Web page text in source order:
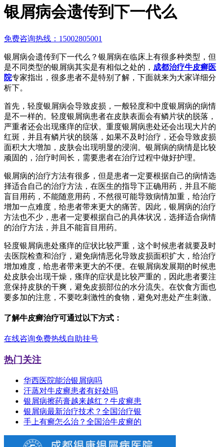
银屑病会遗传到下一代么
免费咨询热线：15002805001
银屑病会遗传到下一代么？银屑病在临床上有很多种类型，但
是不同类型的银屑病其实是有相似之处的， 成都治疗牛皮癣医
院专家指出，很多患者不是特别了解，下面就来为大家详细分
析下。
首先，轻度银屑病会导致皮损，一般轻度和中度银屑病的病情
是不一样的。轻度银屑病患者在皮肤表面会有鳞片状的脱落，
严重者还会出现瘙痒的症状。重度银屑病患处还会出现大片的
红斑，并且有鳞片状的脱落，如果不及时治疗，还会导致皮损
面积大大增加，皮肤会出现明显的浸润。银屑病的病情是比较
顽固的，治疗时间长，需要患者在治疗过程中做好护理。
银屑病的治疗方法有很多，但是患者一定要根据自己的病情选
择适合自己的治疗方法，在医生的指导下正确用药，并且不能
盲目用药，不能随意用药，不然很可能导致病情加重，给治疗
增加一点难度，给患者带来更大的痛苦。因此，银屑病的治疗
方法也不少，患者一定要根据自己的具体状况，选择适合病情
的治疗方法，并且不能盲目用药。
轻度银屑病患处瘙痒的症状比较严重，这个时候患者就要及时
去医院检查和治疗，避免病情恶化导致皮损面积扩大，给治疗
增加难度，给患者带来更大的不便。在银屑病发展期的时候患
处皮肤会出现干燥，瘙痒的症状是比较严重的，因此患者要注
意保持皮肤的干爽，避免皮损部位的水分流失。在饮食方面也
要多加的注意，不要吃刺激性的食物，避免对患处产生刺激。
了解牛皮癣治疗可通过以下方式：
在线咨询免费热线自助挂号
热门关注
华西医院能治银屑病吗
汗蒸对牛皮癣患者有好处吗
银屑病擦药膏越来越红？牛皮癣患
银屑病最新治疗技术？全国治疗银
手上有癣怎么治？全国治牛皮癣的